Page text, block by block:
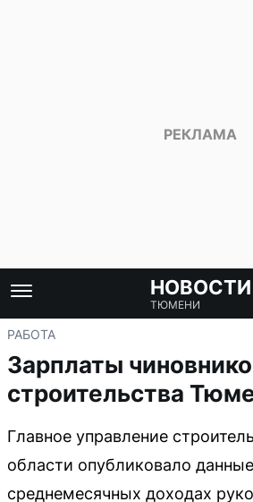
НОВОСТИ
ТЮМЕНИ
РАБОТА
Зарплаты
строительства
Главное управление
области опубликовало
среднемесячных доходах